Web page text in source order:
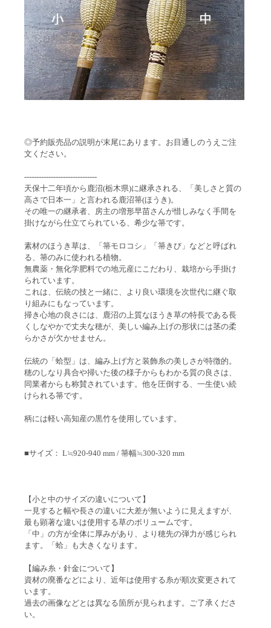
◎予約販売品の説明が末尾にあります。お目通しのうえご注
文ください。
------------------------------
天保十二年頃から鹿沼(栃木県)に継承される、「美しさと質の
高さで日本一」と言われる鹿沼箒(ほうき)。
その唯一の継承者、房主の増形早苗さんが惜しみなく手間を
掛けながら仕立てられている、希少な箒です。
素材のほうき草は、「箒モロコシ」「箒きび」などと呼ばれ
る、箒のみに使われる植物。
無農薬・無化学肥料での地元産にこだわり、栽培から手掛け
られています。
これは、伝統の技と一緒に、より良い環境を次世代に継ぐ取
り組みにもなっています。
掃き心地の良さには、鹿沼の上質なほうき草の特長である長
くしなやかで丈夫な穂が、美しい編み上げの形状には茎の柔
らかさが欠かせません。
伝統の「蛤型」は、編み上げ方と装飾糸の美しさが特徴的。
穂のしなり具合や掃いた後の様子からもわかる質の良さは、
同業者からも称賛されています。他を圧倒する、一生使い続
けられる箒です。
柄には軽い高知産の黒竹を使用しています。
■サイズ： L≒920-940 mm / 箒幅≒300-320 mm
【小と中のサイズの違いについて】
一見すると幅や長さの違いに大差が無いように見えますが、
最も顕著な違いは使用する草のボリュームです。
「中」の方が全体に厚みがあり、より穂先の弾力が感じられ
ます。「蛤」も大きくなります。
【編み糸・針金について】
資材の廃番などにより、近年は使用する糸が順次変更されて
います。
過去の画像などとは異なる箇所が見られます。ご了承くださ
い。